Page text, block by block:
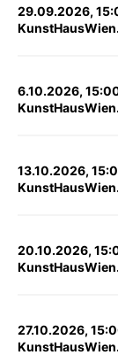
29.09.2026,
6.10.2026,
13.10.2026,
20.10.2026,
27.10.2026,